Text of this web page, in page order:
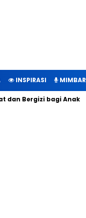
INSPIRASI MIMBAR
Bergizi bagi Anak